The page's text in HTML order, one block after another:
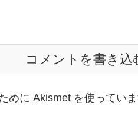
コメントを書き込
めに Akismet を使っていま